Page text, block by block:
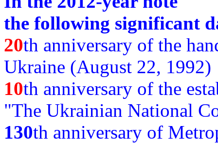
the following significant
20th anniversary of the
Ukraine (August 22, 1992)
10th anniversary of the
"The Ukrainian National
130th anniversary of